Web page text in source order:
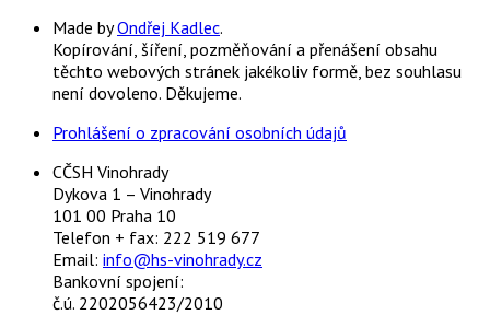
Made byOndřej Kadlec.
Kopírování, šíření, pozměňování a přenášení obsahu
těchto webových stránek jakékoliv formě, bez souhlasu
není dovoleno. Děkujeme.
Prohlášení o zpracování osobních údajů
CČSH Vinohrady
Dykova 1 – Vinohrady
101 00 Praha 10
Telefon + fax: 222 519 677
Email: info@hs-vinohrady.cz
Bankovní spojení:
č.ú. 2202056423/2010